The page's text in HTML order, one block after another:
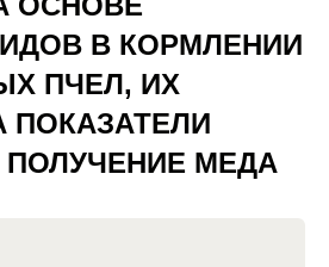
В КОРМЛЕНИИ
ПЧЕЛ, ИХ
ПОКАЗАТЕЛИ
ПОЛУЧЕНИЕ МЕДА